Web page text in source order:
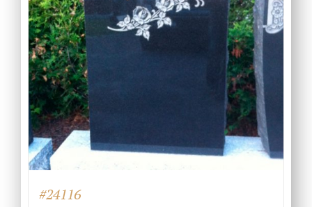
#24116